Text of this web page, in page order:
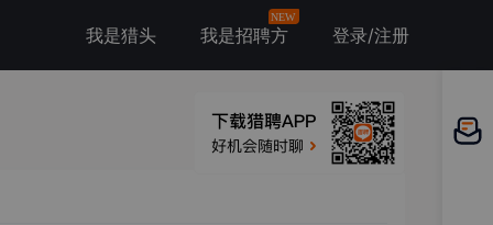
我是猎头 我是招聘方
NEW
登录/注册